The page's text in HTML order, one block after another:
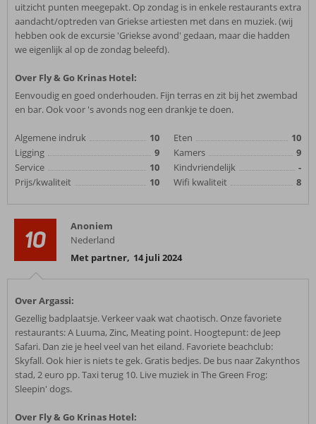
uitzicht punten meegepakt. Op zondag is in enkele restaurants extra
aandacht/optreden van Griekse artiesten met dans en muziek. (wij
hebben ook de excursie 'Griekse avond' gedaan, maar die hadden
we eigenlijk al op de zondag beleefd).
Over Fly & Go Krinas Hotel:
Eenvoudig en goed onderhouden. Fijn terras en zit bij het zwembad
en bar. Ook voor 's avonds nog een drankje te doen.
Algemene indruk
10
Ligging
9
Service
10
Prijs/kwaliteit
10
Eten
10
Kamers
9
Kindvriendelijk
-
Wifi kwaliteit
8
10
Anoniem
Nederland
Met partner, 14 juli 2024
Over Argassi:
Gezellig badplaatsje. Verkeer vaak wat chaotisch. Onze favoriete
restaurants: A Luuma, Zinc, Meating point. Hoogtepunt: de Jeep
Safari. Dan zie je heel veel van het eiland. Favoriete beachclub:
Skyfall. Ook hier is niets te gek. Gratis bedjes. De bus naar Zakynthos
stad, 2 euro pp. Taxi terug 10. Live muziek in The Green Frog:
Sleepin' dogs.
Over Fly & Go Krinas Hotel: